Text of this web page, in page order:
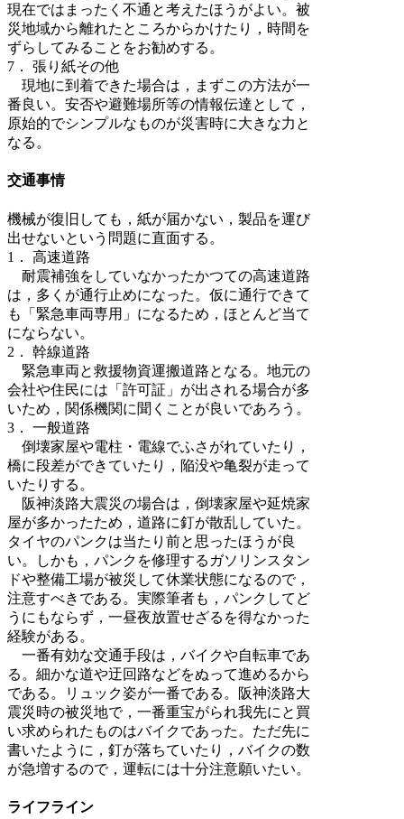
現在ではまったく不通と考えたほうがよい。被
災地域から離れたところからかけたり，時間を
ずらしてみることをお勧めする。
7． 張り紙その他
現地に到着できた場合は，まずこの方法が一
番良い。安否や避難場所等の情報伝達として，
原始的でシンプルなものが災害時に大きな力と
なる。
交通事情
機械が復旧しても，紙が届かない，製品を運び
出せないという問題に直面する。
1． 高速道路
耐震補強をしていなかったかつての高速道路
は，多くが通行止めになった。仮に通行できて
も「緊急車両専用」になるため，ほとんど当て
にならない。
2． 幹線道路
緊急車両と救援物資運搬道路となる。地元の
会社や住民には「許可証」が出される場合が多
いため，関係機関に聞くことが良いであろう。
3． 一般道路
倒壊家屋や電柱・電線でふさがれていたり，
橋に段差ができていたり，陥没や亀裂が走って
いたりする。
阪神淡路大震災の場合は，倒壊家屋や延焼家
屋が多かったため，道路に釘が散乱していた。
タイヤのパンクは当たり前と思ったほうが良
い。しかも，パンクを修理するガソリンスタン
ドや整備工場が被災して休業状態になるので，
注意すべきである。実際筆者も，パンクしてど
うにもならず，一昼夜放置せざるを得なかった
経験がある。
一番有効な交通手段は，バイクや自転車であ
る。細かな道や迂回路などをぬって進めるから
である。リュック姿が一番である。阪神淡路大
震災時の被災地で，一番重宝がられ我先にと買
い求められたものはバイクであった。ただ先に
書いたように，釘が落ちていたり，バイクの数
が急増するので，運転には十分注意願いたい。
ライフライン